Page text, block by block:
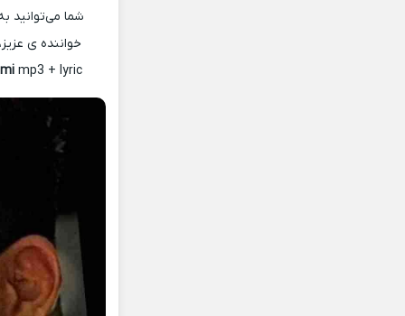
شما می‌توانید
خواننده ی
mp3 + lyric